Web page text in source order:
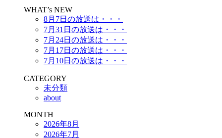
WHAT’s NEW
8月7日の放送は・・・
7月31日の放送は・・・
7月24日の放送は・・・
7月17日の放送は・・・
7月10日の放送は・・・
CATEGORY
未分類
about
MONTH
2026年8月
2026年7月